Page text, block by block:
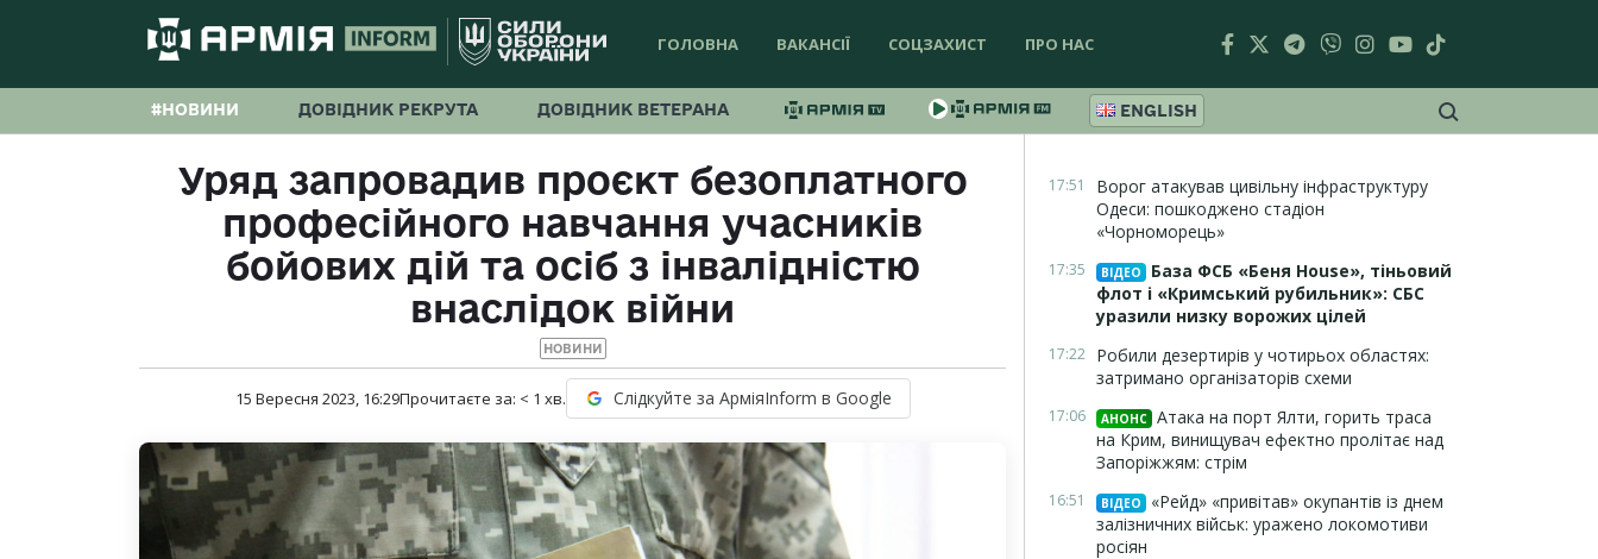
ГОЛОВНА ВАКАНСІЇ СОЦЗАХИСТ ПРО НАС
#НОВИНИ ДОВІДНИК РЕКРУТА ДОВІДНИК ВЕТЕРАНА ENGLISH
Уряд запровадив проєкт безоплатного
професійного навчання учасників
бойових дій та осіб з інвалідністю
внаслідок війни
НОВИНИ
15 Вересня 2023, 16:29Прочитаєте за: < 1 хв. Слідкуйте за АрміяInform в Google
17:51
Ворог атакував цивільну інфраструктуру
Одеси: пошкоджено стадіон
«Чорноморець»
17:35 ВІДЕО
База ФСБ «Беня House», тіньовий
флот і «Кримський рубильник»: СБС
уразили низку ворожих цілей
17:22 Робили дезертирів у чотирьох областях:
затримано організаторів схеми
17:06 АНОНС Атака на порт Ялти, горить траса
на Крим, винищувач ефектно пролітає над
Запоріжжям: стрім
16:51 ВІДЕО
«Рейд» «привітав» окупантів із днем
залізничних військ: уражено локомотиви
росіян